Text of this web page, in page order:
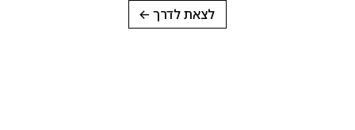
לצאת לדרך→